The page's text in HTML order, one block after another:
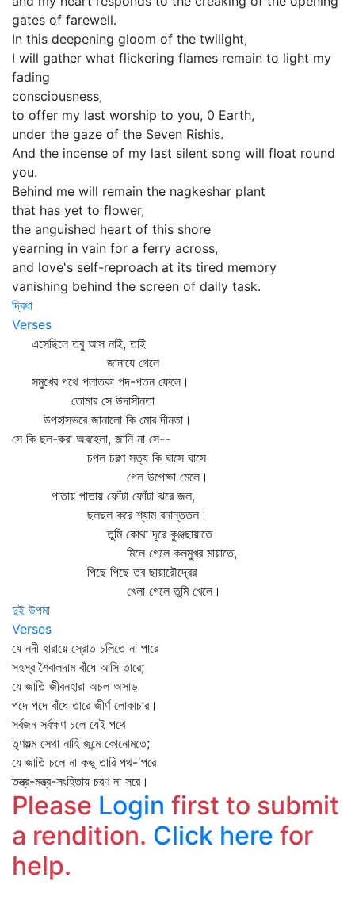
gates of farewell.
In this deepening gloom of the twilight,
I will gather what flickering flames remain to light my
fading
consciousness,
to offer my last worship to you, 0 Earth,
under the gaze of the Seven Rishis.
And the incense of my last silent song will float round
you.
Behind me will remain the nagkeshar plant
that has yet to flower,
the anguished heart of this shore
yearning in vain for a ferry across,
and love's self-reproach at its tired memory
vanishing behind the screen of daily task.
দ্বিধা
Verses
এসেছিলে তবু আস নাই, তাই
জানায়ে গেলে
সমুখের পথে পলাতকা পদ-পতন ফেলে।
তোমার সে উদাসীনতা
উপহাসভরে জানালো কি মোর দীনতা।
সে কি ছল-করা অবহেলা, জানি না সে--
চপল চরণ সত্য কি ঘাসে ঘাসে
গেল উপেক্ষা মেলে।
পাতায় পাতায় ফোঁটা ফোঁটা ঝরে জল,
ছলছল করে শ্যাম বনান্ততল।
তুমি কোথা দূরে কুঞ্জছায়াতে
মিলে গেলে কলমুখর মায়াতে,
পিছে পিছে তব ছায়ারৌদ্রের
খেলা গেলে তুমি খেলে।
দুই উপমা
Verses
যে নদী হারায়ে স্রোত চলিতে না পারে
সহস্র শৈবালদাম বাঁধে আসি তারে;
যে জাতি জীবনহারা অচল অসাড়
পদে পদে বাঁধে তারে জীর্ণ লোকাচার।
সর্বজন সর্বক্ষণ চলে যেই পথে
তৃণগুল্ম সেথা নাহি জন্মে কোনোমতে;
যে জাতি চলে না কভু তারি পথ-'পরে
তন্ত্র-মন্ত্র-সংহিতায় চরণ না সরে।
Please Login first to submit
a rendition. Click here for
help.